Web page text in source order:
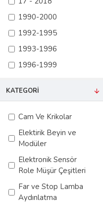
1990-2000
1992-1995
1993-1996
1996-1999
1999-2001
1999-2008
2001-2005
2001-2006
2001-2007
2002-2005
Mustang 2000 -
2014
Mustang 2017 -
PUMA
Transit Custom
Transit V12 T15
Transit V184
Transit V347
KATEGORI
Cam Ve Krikolar
Elektirik Beyin ve
Modüler
Elektronik Sensör
Role Müşür Çeşitleri
Far ve Stop Lamba
Aydınlatma